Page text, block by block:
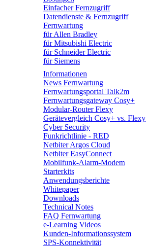
Einfacher Fernzugriff
Datendienste & Fernzugriff
Fernwartung
für Allen Bradley
für Mitsubishi Electric
für Schneider Electric
für Siemens
Informationen
News Fernwartung
Fernwartungsportal Talk2m
Fernwartungsgateway Cosy+
Modular-Router Flexy
Gerätevergleich Cosy+ vs. Flexy
Cyber Security
Funkrichtlinie - RED
Netbiter Argos Cloud
Netbiter EasyConnect
Mobilfunk-Alarm-Modem
Starterkits
Anwendungsberichte
Whitepaper
Downloads
Technical Notes
FAQ Fernwartung
e-Learning Videos
Kunden-Informationssystem
SPS-Konnektivität